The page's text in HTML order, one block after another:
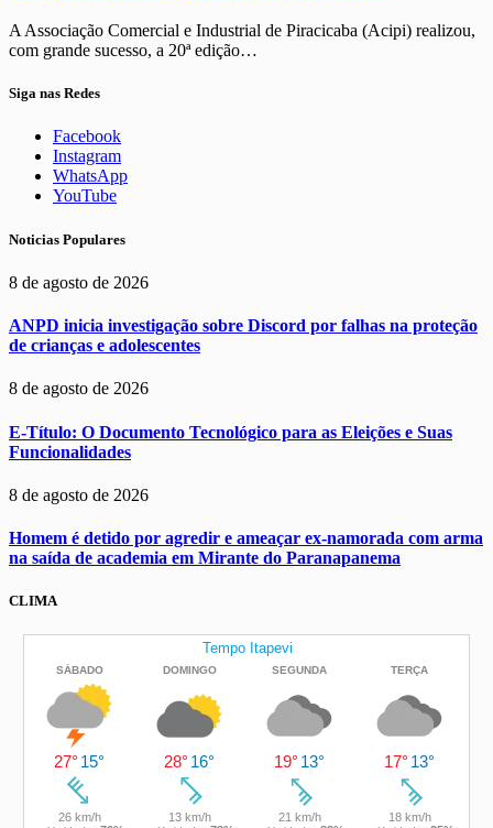
A Associação Comercial e Industrial de Piracicaba (Acipi) realizou,
com grande sucesso, a 20ª edição…
Siga nas Redes
Facebook
Instagram
WhatsApp
YouTube
Noticias Populares
8 de agosto de 2026
ANPD inicia investigação sobre Discord por falhas na proteção
de crianças e adolescentes
8 de agosto de 2026
E-Título: O Documento Tecnológico para as Eleições e Suas
Funcionalidades
8 de agosto de 2026
Homem é detido por agredir e ameaçar ex-namorada com arma
na saída de academia em Mirante do Paranapanema
CLIMA